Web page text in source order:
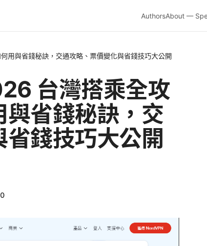
AuthorsAbout —
用與省錢秘訣，交通攻略、票價變化與省錢技巧大公開
台灣搭乘全攻
省錢秘訣，交
錢技巧大公開